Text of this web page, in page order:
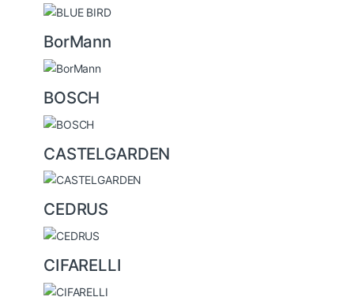
BorMann
BOSCH
CASTELGARDEN
CEDRUS
CIFARELLI